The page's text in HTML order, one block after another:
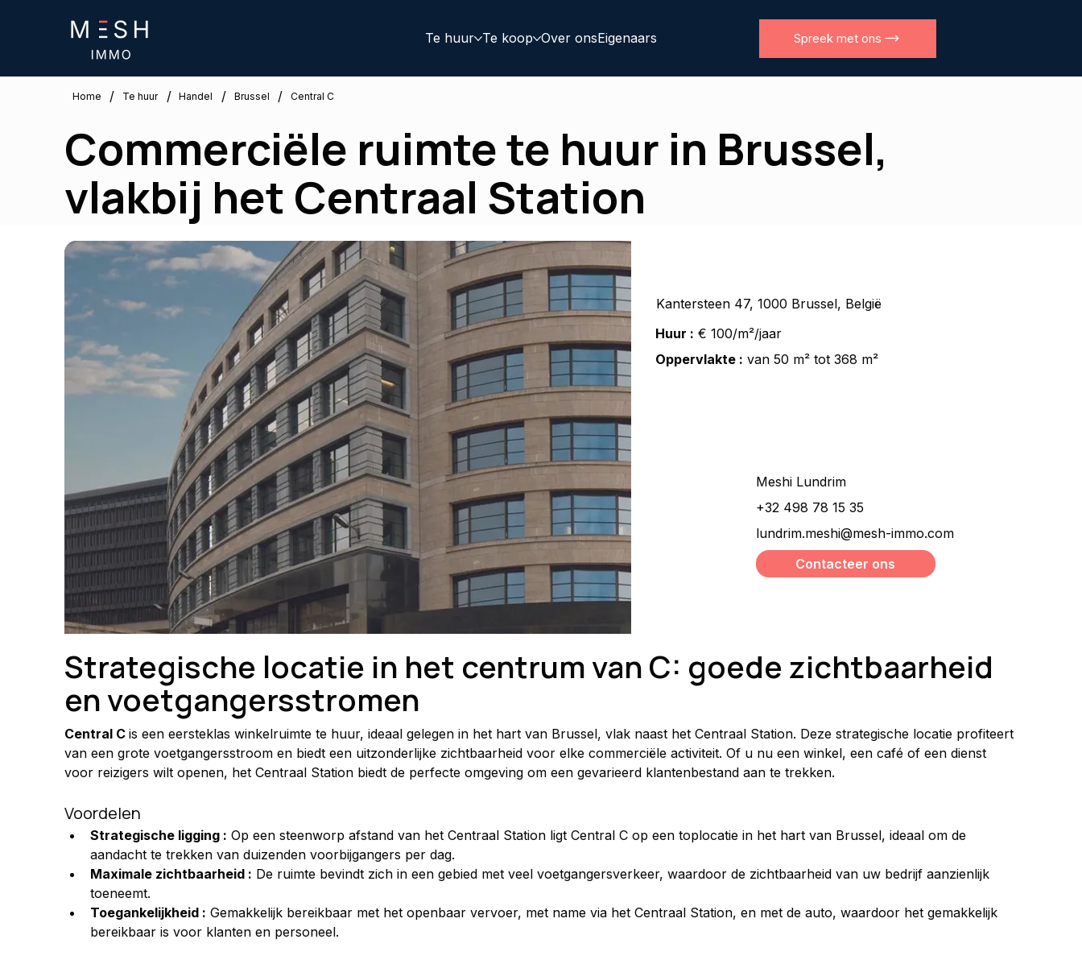
Te huur Te koop Over onsEigenaars Spreek met ons
Home / Te huur / Handel / Brussel / Central C
Commerciële ruimte te huur in Brussel,
vlakbij het Centraal Station
Kantersteen 47, 1000 Brussel, België
Huur : € 100/m²/jaar
Oppervlakte : van 50 m² tot 368 m²
Meshi Lundrim
+32 498 78 15 35
lundrim.meshi@mesh-immo.com
Contacteer ons
Strategische locatie in het centrum van C: goede zichtbaarheid
en voetgangersstromen
Central C is een eersteklas winkelruimte te huur, ideaal gelegen in het hart van Brussel, vlak naast het Centraal Station. Deze strategische locatie profiteert
van een grote voetgangersstroom en biedt een uitzonderlijke zichtbaarheid voor elke commerciële activiteit. Of u nu een winkel, een café of een dienst
voor reizigers wilt openen, het Centraal Station biedt de perfecte omgeving om een gevarieerd klantenbestand aan te trekken.
Voordelen
Strategische ligging : Op een steenworp afstand van het Centraal Station ligt Central C op een toplocatie in het hart van Brussel, ideaal om de
aandacht te trekken van duizenden voorbijgangers per dag.
Maximale zichtbaarheid : De ruimte bevindt zich in een gebied met veel voetgangersverkeer, waardoor de zichtbaarheid van uw bedrijf aanzienlijk
toeneemt.
Toegankelijkheid : Gemakkelijk bereikbaar met het openbaar vervoer, met name via het Centraal Station, en met de auto, waardoor het gemakkelijk
bereikbaar is voor klanten en personeel.